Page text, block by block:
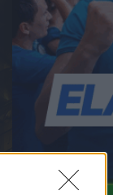
ΠΑΟΚ: Αυτό είναι
Δημήτρης
8 Αυγούστου
Στη μνήμη του
Athens Kallithea
8 Αυγούστου
Θεσσαλονίκη:
δηλητηρίασαν
8 Αυγούστου